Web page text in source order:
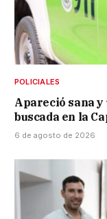
POLICIALES
Apareció sana y
buscada en la
6 de agosto de 2026